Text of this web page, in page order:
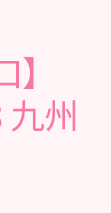
九州